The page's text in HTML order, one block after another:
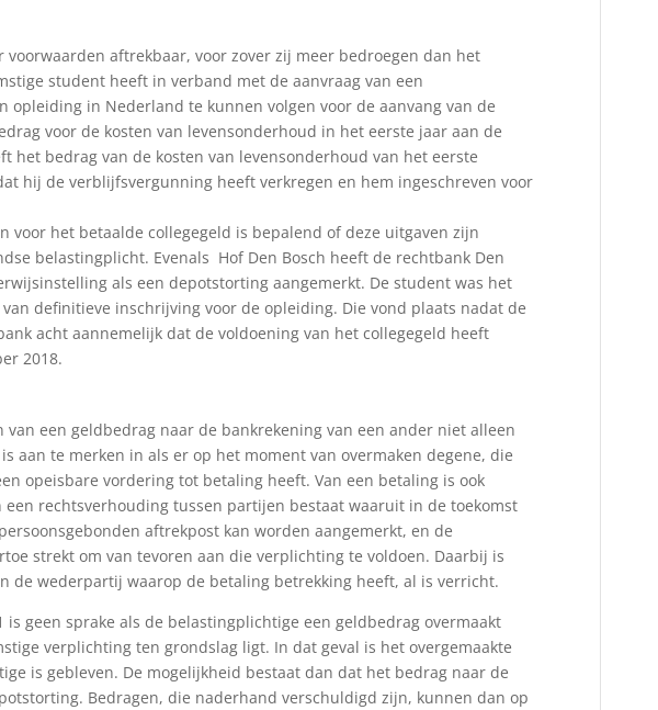
aftrekbaar, voor zover zij meer bedroegen dan het
student heeft in verband met de aanvraag van een
in Nederland te kunnen volgen voor de aanvang van de
voor de kosten van levensonderhoud in het eerste jaar aan de
bedrag van de kosten van levensonderhoud van het eerste
hij de verblijfsvergunning heeft verkregen en hem ingeschreven voor
voor het betaalde collegegeld is bepalend of deze uitgaven zijn
belastingplicht. Evenals Hof Den Bosch heeft de rechtbank Den
als een depotstorting aangemerkt. De student was het
definitieve inschrijving voor de opleiding. Die vond plaats nadat de
acht aannemelijk dat de voldoening van het collegegeld heeft
2018.
van een geldbedrag naar de bankrekening van een ander niet alleen
aan te merken in als er op het moment van overmaken degene, die
opeisbare vordering tot betaling heeft. Van een betaling is ook
rechtsverhouding tussen partijen bestaat waaruit in de toekomst
aftrekpost kan worden aangemerkt, en de
strekt om van tevoren aan die verplichting te voldoen. Daarbij is
de wederpartij waarop de betaling betrekking heeft, al is verricht.
is geen sprake als de belastingplichtige een geldbedrag overmaakt
verplichting ten grondslag ligt. In dat geval is het overgemaakte
is gebleven. De mogelijkheid bestaat dan dat het bedrag naar de
Bedragen, die naderhand verschuldigd zijn, kunnen dan op